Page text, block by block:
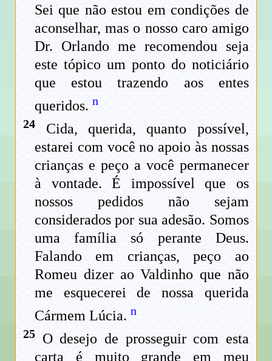
Sei que não estou em condições de
aconselhar, mas o nosso caro amigo
Dr. Orlando me recomendou seja
este tópico um ponto do noticiário
que estou trazendo aos entes
queridos.n
24 Cida, querida, quanto possível,
estarei com você no apoio às nossas
crianças e peço a você permanecer
à vontade. É impossível que os
nossos pedidos não sejam
considerados por sua adesão. Somos
uma família só perante Deus.
Falando em crianças, peço ao
Romeu dizer ao Valdinho que não
me esquecerei de nossa querida
Cármem Lúcia.n
25 O desejo de prosseguir com esta
carta é muito grande em meu